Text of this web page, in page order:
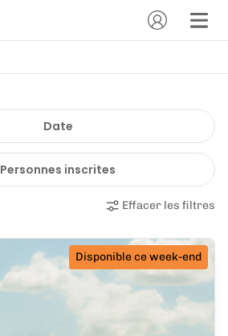
Date
Personnes inscrites
Effacer les filtres
Disponible ce week-end